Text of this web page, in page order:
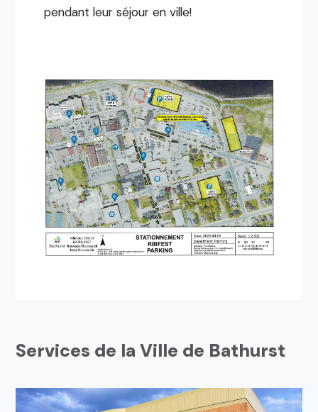
pendant leur séjour en ville!
Services de la Ville de Bathurst